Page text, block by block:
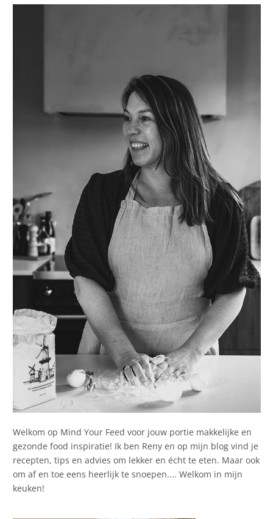
Welkom op Mind Your Feed voor jouw portie makkelijke en
gezonde food inspiratie! Ik ben Reny en op mijn blog vind je
recepten, tips en advies om lekker en écht te eten. Maar ook
om af en toe eens heerlijk te snoepen.... Welkom in mijn
keuken!